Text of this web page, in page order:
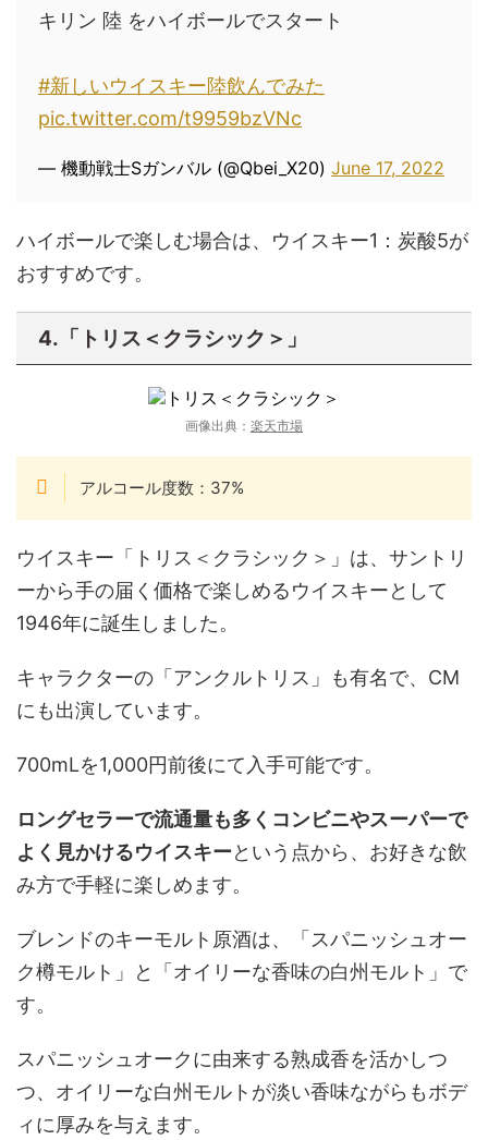
キリン 陸 をハイボールでスタート
#新しいウイスキー陸飲んでみた
pic.twitter.com/t9959bzVNc
— 機動戦士Sガンバル (@Qbei_X20) June 17, 2022
ハイボールで楽しむ場合は、ウイスキー1：炭酸5が
おすすめです。
4.「トリス＜クラシック＞」
画像出典： 楽天市場
アルコール度数：37%
ウイスキー「トリス＜クラシック＞」は、サントリ
ーから手の届く価格で楽しめるウイスキーとして
1946年に誕生しました。
キャラクターの「アンクルトリス」も有名で、CM
にも出演しています。
700mLを1,000円前後にて入手可能です。
ロングセラーで流通量も多くコンビニやスーパーで
よく見かけるウイスキーという点から、お好きな飲
み方で手軽に楽しめます。
ブレンドのキーモルト原酒は、「スパニッシュオー
ク樽モルト」と「オイリーな香味の白州モルト」で
す。
スパニッシュオークに由来する熟成香を活かしつ
つ、オイリーな白州モルトが淡い香味ながらもボデ
ィに厚みを与えます。